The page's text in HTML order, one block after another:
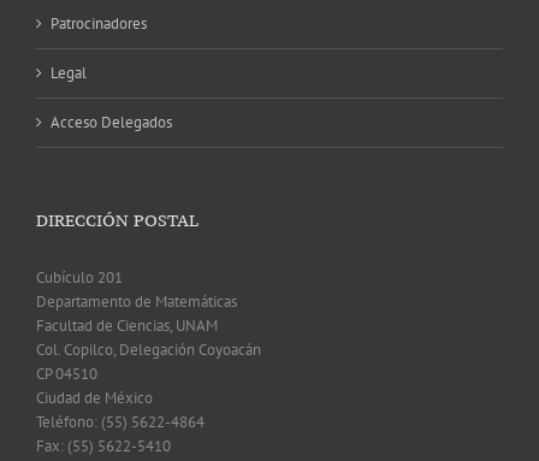
Patrocinadores
Legal
Acceso Delegados
DIRECCIÓN POSTAL
Cubículo 201
Departamento de Matemáticas
Facultad de Ciencias, UNAM
Col. Copilco, Delegación Coyoacán
CP 04510
Ciudad de México
Teléfono: (55) 5622-4864
Fax: (55) 5622-5410